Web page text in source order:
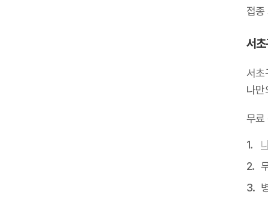
접종
서
서초
나만
무료